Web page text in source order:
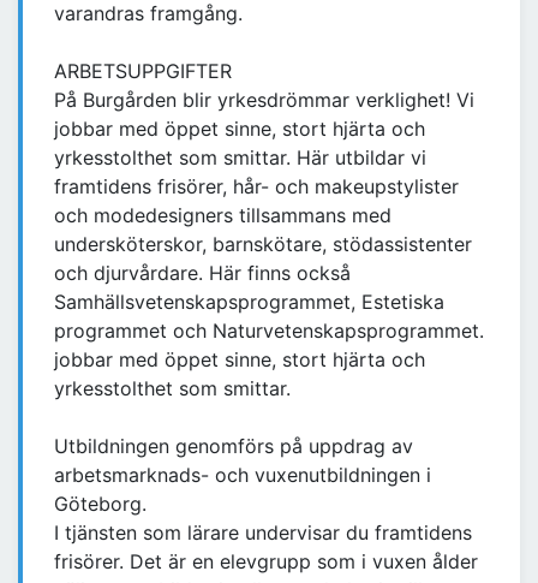
varandras framgång.
ARBETSUPPGIFTER
På Burgården blir yrkesdrömmar verklighet! Vi
jobbar med öppet sinne, stort hjärta och
yrkesstolthet som smittar. Här utbildar vi
framtidens frisörer, hår- och makeupstylister
och modedesigners tillsammans med
undersköterskor, barnskötare, stödassistenter
och djurvårdare. Här finns också
Samhällsvetenskapsprogrammet, Estetiska
programmet och Naturvetenskapsprogrammet.
jobbar med öppet sinne, stort hjärta och
yrkesstolthet som smittar.
Utbildningen genomförs på uppdrag av
arbetsmarknads- och vuxenutbildningen i
Göteborg.
I tjänsten som lärare undervisar du framtidens
frisörer. Det är en elevgrupp som i vuxen ålder